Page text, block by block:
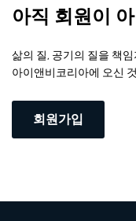
아직 회원이
삶의 질, 공기의 질을 책임
아이앤비코리아에 오신
회원가입